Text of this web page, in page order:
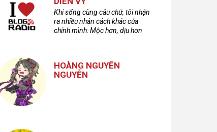
Khi sống cùng câu chữ, tôi nhận
ra nhiều nhân cách khác của
chính mình: Mộc hơn, dịu hơn
HOÀNG NGUYÊN
NGUYỄN